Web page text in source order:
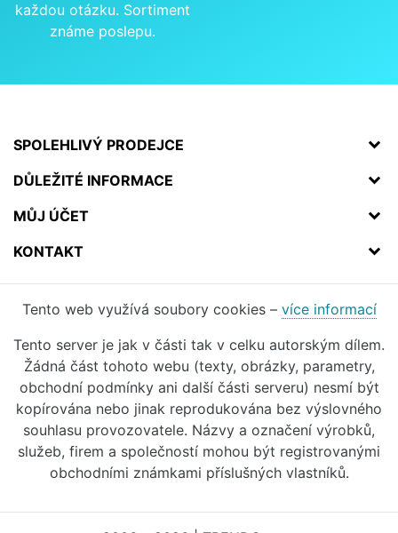
každou otázku. Sortiment
známe poslepu.
SPOLEHLIVÝ PRODEJCE
DŮLEŽITÉ INFORMACE
MŮJ ÚČET
KONTAKT
Tento web využívá soubory cookies – více informací
Tento server je jak v části tak v celku autorským dílem.
Žádná část tohoto webu (texty, obrázky, parametry,
obchodní podmínky ani další části serveru) nesmí být
kopírována nebo jinak reprodukována bez výslovného
souhlasu provozovatele. Názvy a označení výrobků,
služeb, firem a společností mohou být registrovanými
obchodními známkami příslušných vlastníků.